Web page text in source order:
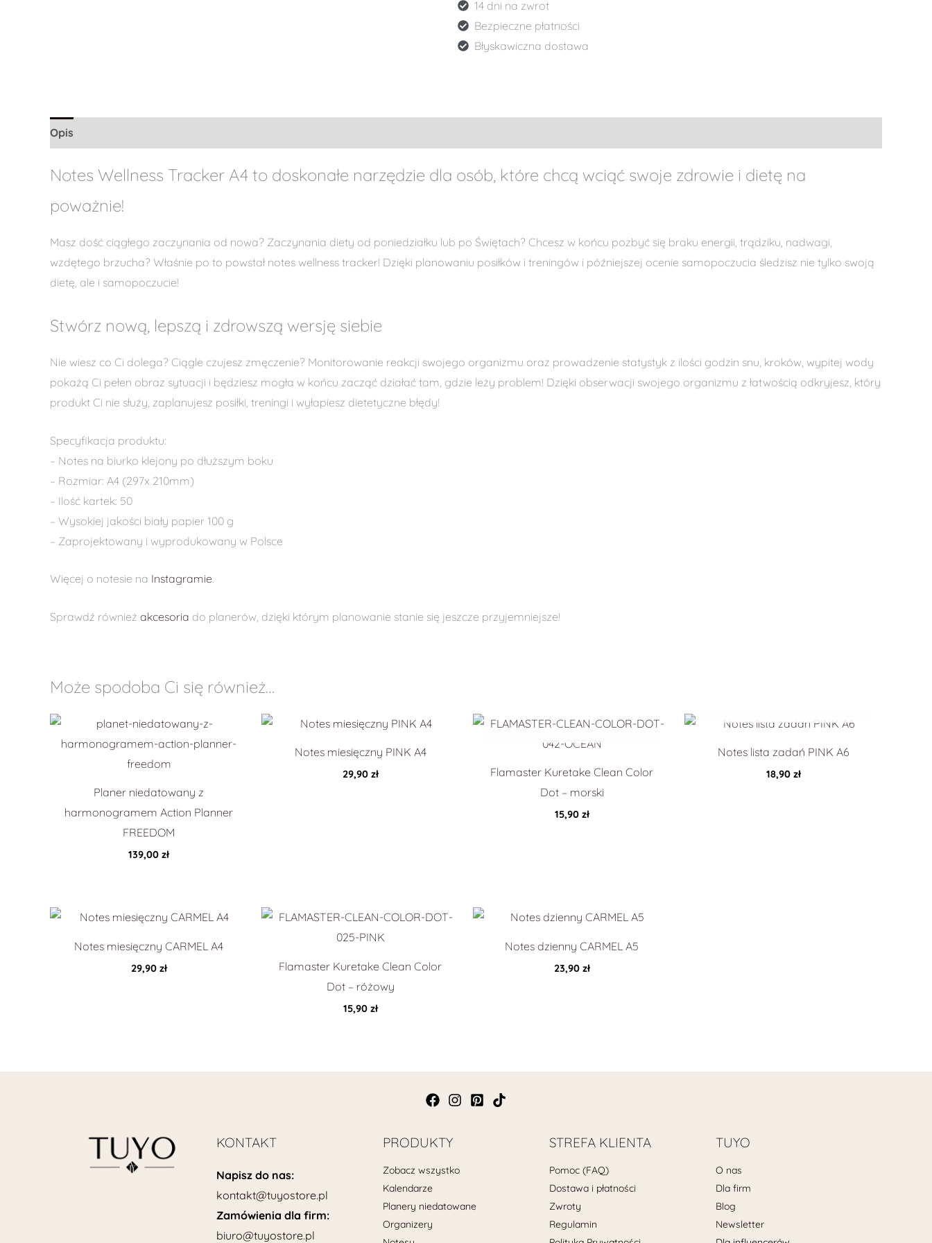
14 dni na zwrot
Bezpieczne płatności
Błyskawiczna dostawa
Opis
Notes Wellness Tracker A4 to doskonałe narzędzie dla osób, które chcą wciąć swoje zdrowie i dietę na
poważnie!
Masz dość ciągłego zaczynania od nowa? Zaczynania diety od poniedziałku lub po Świętach? Chcesz w końcu pozbyć się braku energii, trądziku, nadwagi,
wzdętego brzucha? Właśnie po to powstał notes wellness tracker! Dzięki planowaniu posiłków i treningów i późniejszej ocenie samopoczucia śledzisz nie tylko swoją
dietę, ale i samopoczucie!
Stwórz nową, lepszą i zdrowszą wersję siebie
Nie wiesz co Ci dolega? Ciągle czujesz zmęczenie? Monitorowanie reakcji swojego organizmu oraz prowadzenie statystyk z ilości godzin snu, kroków, wypitej wody
pokażą Ci pełen obraz sytuacji i będziesz mogła w końcu zacząć działać tam, gdzie leży problem! Dzięki obserwacji swojego organizmu z łatwością odkryjesz, który
produkt Ci nie służy, zaplanujesz posiłki, treningi i wyłapiesz dietetyczne błędy!
Specyfikacja produktu:
– Notes na biurko klejony po dłuższym boku
– Rozmiar: A4 (297x 210mm)
– Ilość kartek: 50
– Wysokiej jakości biały papier 100 g
– Zaprojektowany i wyprodukowany w Polsce
Więcej o notesie na Instagramie.
Sprawdź również akcesoria do planerów, dzięki którym planowanie stanie się jeszcze przyjemniejsze!
Może spodoba Ci się również…
Planer niedatowany z
harmonogramem Action Planner
FREEDOM
139,00 zł
Notes miesięczny PINK A4
29,90 zł
Flamaster Kuretake Clean Color
Dot – morski
15,90 zł
Notes lista zadań PINK A6
18,90 zł
Notes miesięczny CARMEL A4
29,90 zł
Flamaster Kuretake Clean Color
Dot – różowy
15,90 zł
Notes dzienny CARMEL A5
23,90 zł
KONTAKT
Napisz do nas:
kontakt@tuyostore.pl
Zamówienia dla firm:
biuro@tuyostore.pl
PRODUKTY
Zobacz wszystko
Kalendarze
Planery niedatowane
Organizery
STREFA KLIENTA
Pomoc (FAQ)
Dostawa i płatności
Zwroty
Regulamin
TUYO
O nas
Dla firm
Blog
Newsletter